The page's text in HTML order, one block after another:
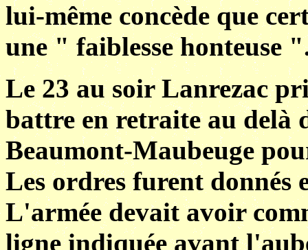
lui-même concède que
une " faiblesse honteuse
Le 23 au soir Lanrezac
battre en retraite au delà
Beaumont-Maubeuge
Les ordres furent donnés
L'armée devait avoir
ligne indiquée avant